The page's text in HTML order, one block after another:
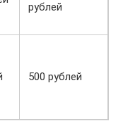
рублей
500 рублей